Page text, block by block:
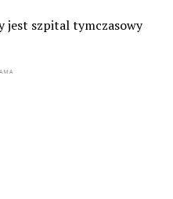
jest szpital tymczasowy